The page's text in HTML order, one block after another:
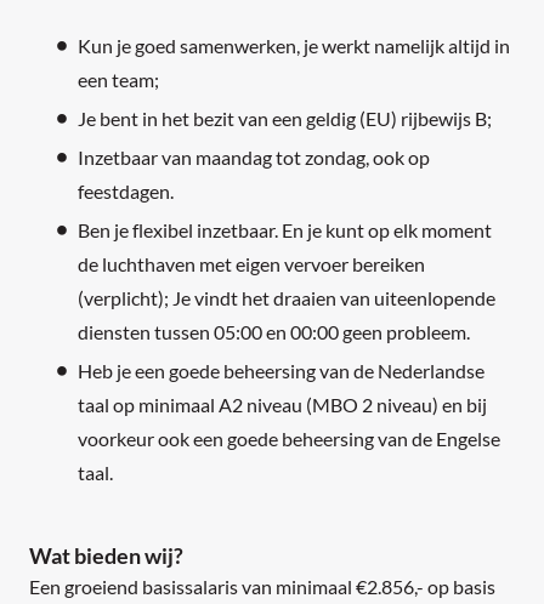
Kun je goed samenwerken, je werkt namelijk altijd in
een team;
Je bent in het bezit van een geldig (EU) rijbewijs B;
Inzetbaar van maandag tot zondag, ook op
feestdagen.
Ben je flexibel inzetbaar. En je kunt op elk moment
de luchthaven met eigen vervoer bereiken
(verplicht); Je vindt het draaien van uiteenlopende
diensten tussen 05:00 en 00:00 geen probleem.
Heb je een goede beheersing van de Nederlandse
taal op minimaal A2 niveau (MBO 2 niveau) en bij
voorkeur ook een goede beheersing van de Engelse
taal.
Wat bieden wij?
Een groeiend basissalaris van minimaal €2.856,- op basis